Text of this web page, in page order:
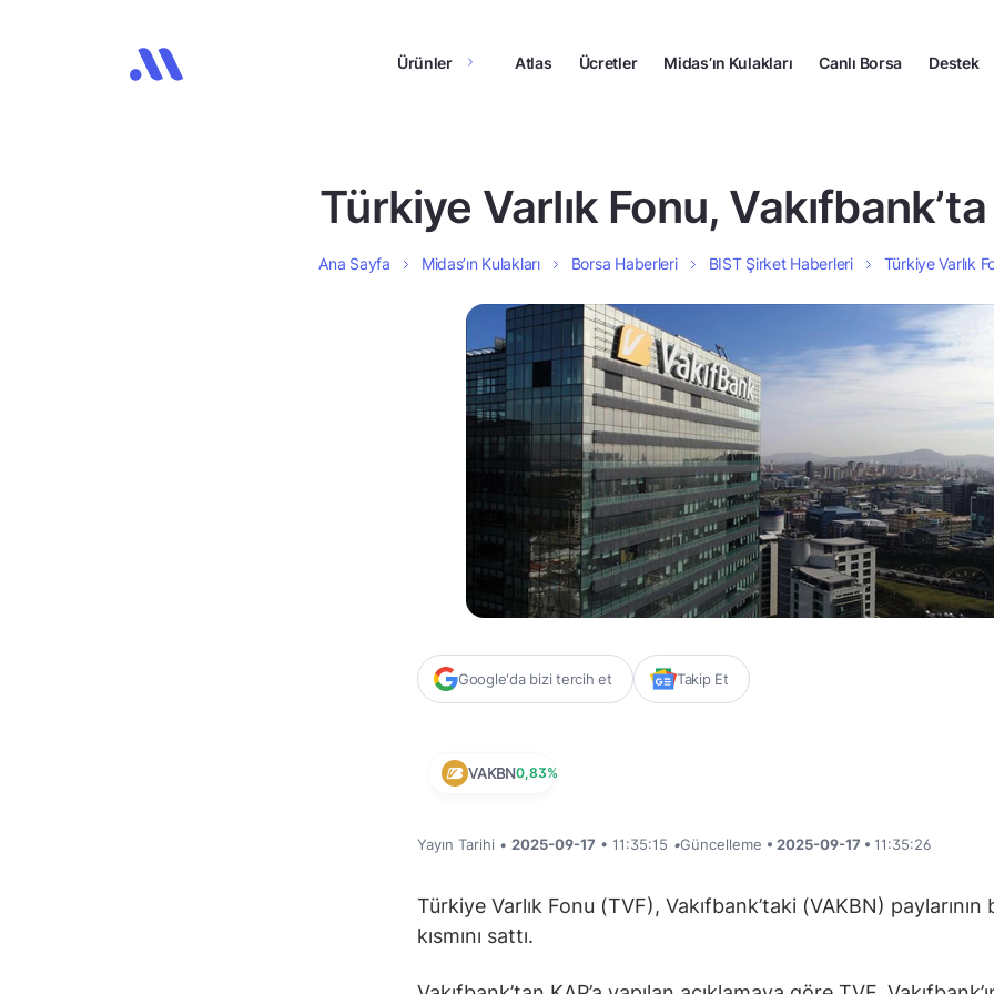
Ürünler Atlas Ücretler Midas’ın Kulakları Canlı Borsa Destek
Türkiye Varlık Fonu,
Ana Sayfa Midas’ın Kulakları Borsa Haberleri BIST Şirket Haberleri Türkiye Varlık
Google'da bizi tercih et Takip Et
VAKBN0,83%
Yayın Tarihi • 2025-09-17 • 11:35:15 •Güncelleme • 2025-09-17 • 11:35:26
Türkiye Varlık Fonu (TVF), Vakıfbank’taki (VAKBN) paylarının
kısmını sattı.